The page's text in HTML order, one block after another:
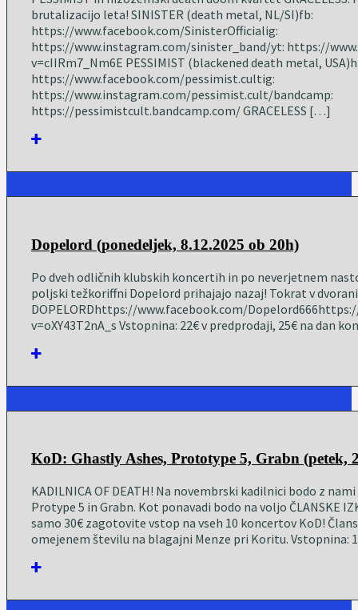
brutalizacijo leta! SINISTER (death metal, NL/SI)fb:
https://www.facebook.com/SinisterOfficialig:
https://www.instagram.com/sinister_band/yt: https://
v=cIIRm7_Nm6E PESSIMIST (blackened death metal,
https://www.facebook.com/pessimist.cultig:
https://www.instagram.com/pessimist.cult/bandcamp:
https://pessimistcult.bandcamp.com/ GRACELESS […]
Dopelord (ponedeljek, 8.12.2025 ob 20h)
Po dveh odličnih klubskih koncertih in po neverjetnem
poljski težkoriffni Dopelord prihajajo nazaj! Tokrat v
DOPELORDhttps://www.facebook.com/
v=oXY43T2nA_s Vstopnina: 22€ v predprodaji, 25€ na dan
KoD: Ghastly Ashes, Prototype 5, Grabn (petek,
KADILNICA OF DEATH! Na novembrski kadilnici bodo z
Protype 5 in Grabn. Kot ponavadi bodo na voljo ČLANSKE
samo 30€ zagotovite vstop na vseh 10 koncertov KoD!
omejenem številu na blagajni Menze pri Koritu.